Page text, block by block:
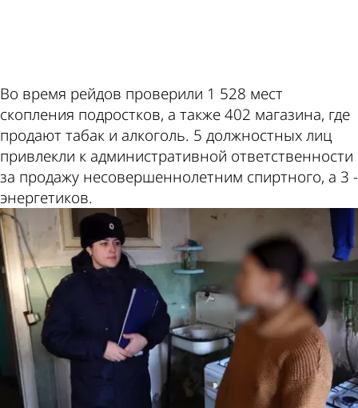
Во время рейдов проверили 1 528 мест
скопления подростков, а также 402 магазина, где
продают табак и алкоголь. 5 должностных лиц
привлекли к административной ответственности
за продажу несовершеннолетним спиртного, а 3 -
энергетиков.